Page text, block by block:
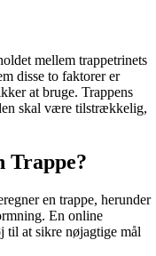
mellem trappetrinets
disse to faktorer er
at bruge. Trappens
skal være tilstrækkelig,
Trappe?
en trappe, herunder
En online
til at sikre nøjagtige mål